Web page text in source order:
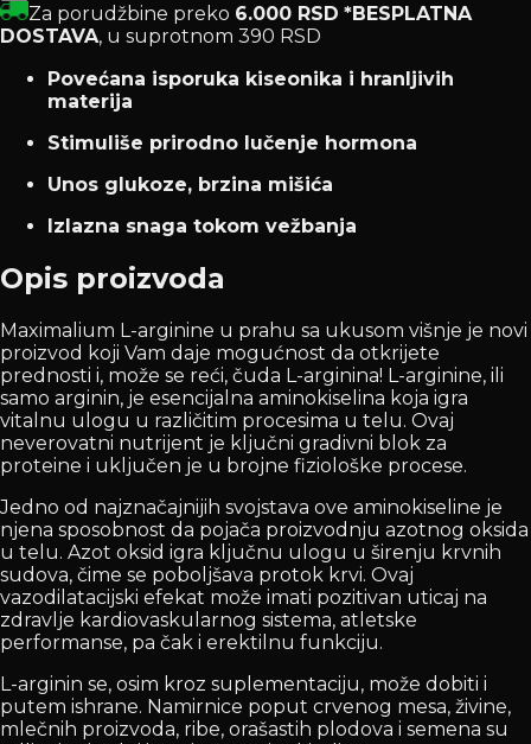
Za porudžbine preko 6.000 RSD *BESPLATNA
DOSTAVA, u suprotnom 390 RSD
Povećana isporuka kiseonika i hranljivih
materija
Stimuliše prirodno lučenje hormona
Unos glukoze, brzina mišića
Izlazna snaga tokom vežbanja
Opis proizvoda
Maximalium L-arginine u prahu sa ukusom višnje je novi
proizvod koji Vam daje mogućnost da otkrijete
prednosti i, može se reći, čuda L-arginina! L-arginine, ili
samo arginin, je esencijalna aminokiselina koja igra
vitalnu ulogu u različitim procesima u telu. Ovaj
neverovatni nutrijent je ključni gradivni blok za
proteine i uključen je u brojne fiziološke procese.
Jedno od najznačajnijih svojstava ove aminokiseline je
njena sposobnost da pojača proizvodnju azotnog oksida
u telu. Azot oksid igra ključnu ulogu u širenju krvnih
sudova, čime se poboljšava protok krvi. Ovaj
vazodilatacijski efekat može imati pozitivan uticaj na
zdravlje kardiovaskularnog sistema, atletske
performanse, pa čak i erektilnu funkciju.
L-arginin se, osim kroz suplementaciju, može dobiti i
putem ishrane. Namirnice poput crvenog mesa, živine,
mlečnih proizvoda, ribe, orašastih plodova i semena su